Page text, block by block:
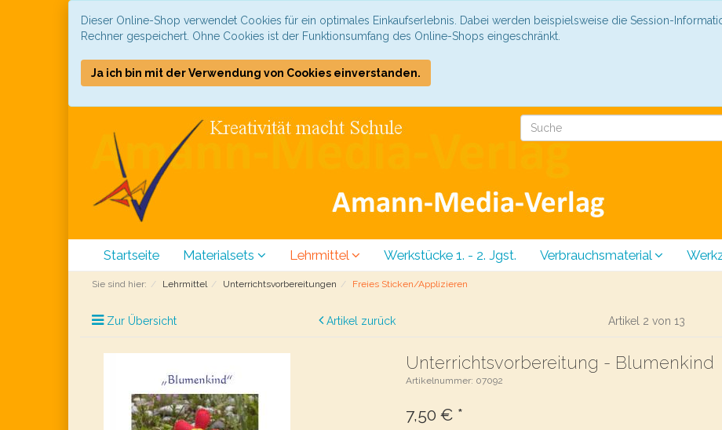
Dieser Online-Shop verwendet Cookies für ein optimales Einkaufserlebnis. Dabei werden beispielsweise die Session-
Rechner gespeichert. Ohne Cookies ist der Funktionsumfang des Online-Shops eingeschränkt.
Ja ich bin mit der Verwendung von Cookies einverstanden.
Startseite Materialsets Lehrmittel Werkstücke 1. - 2. Jgst. Verbrauchsmaterial
Sie sind hier: Lehrmittel Unterrichtsvorbereitungen Freies Sticken/Applizieren
Zur Übersicht Artikel zurück Artikel 2 von 13
Unterrichtsvorbereitung - Blumenkind
Artikelnummer: 07092
7,50 € *